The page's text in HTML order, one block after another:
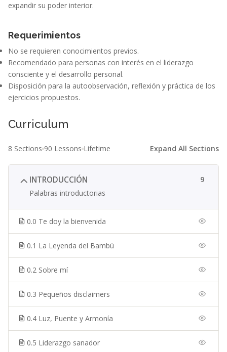
expandir su poder interior.
Requerimientos
No se requieren conocimientos previos.
Recomendado para personas con interés en el liderazgo
consciente y el desarrollo personal.
Disposición para la autoobservación, reflexión y práctica de los
ejercicios propuestos.
Curriculum
8 Sections 90 Lessons Lifetime Expand All Sections
INTRODUCCIÓN
Palabras introductorias
9
0.0 Te doy la bienvenida
0.1 La Leyenda del Bambú
0.2 Sobre mí
0.3 Pequeños disclaimers
0.4 Luz, Puente y Armonía
0.5 Liderazgo sanador